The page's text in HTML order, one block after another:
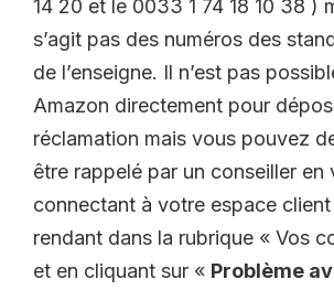
14 20 et le 0033 1 74 18 10 38 )
s’agit pas des numéros des
de l’enseigne. Il n’est pas
Amazon directement pour
réclamation mais vous pouvez
être rappelé par un conseiller en
connectant à votre espace
rendant dans la rubrique « Vos
et en cliquant sur « Problème